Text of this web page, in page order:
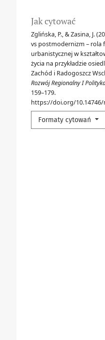
Jak cytować
Zglińska, P., & Zasina, J.
vs postmodernizm – rola
urbanistycznej w
życia na przykładzie
Zachód i Radogoszcz
Rozwój Regionalny I
159–179.
https://doi.org/10.14746/
Formaty cytowań